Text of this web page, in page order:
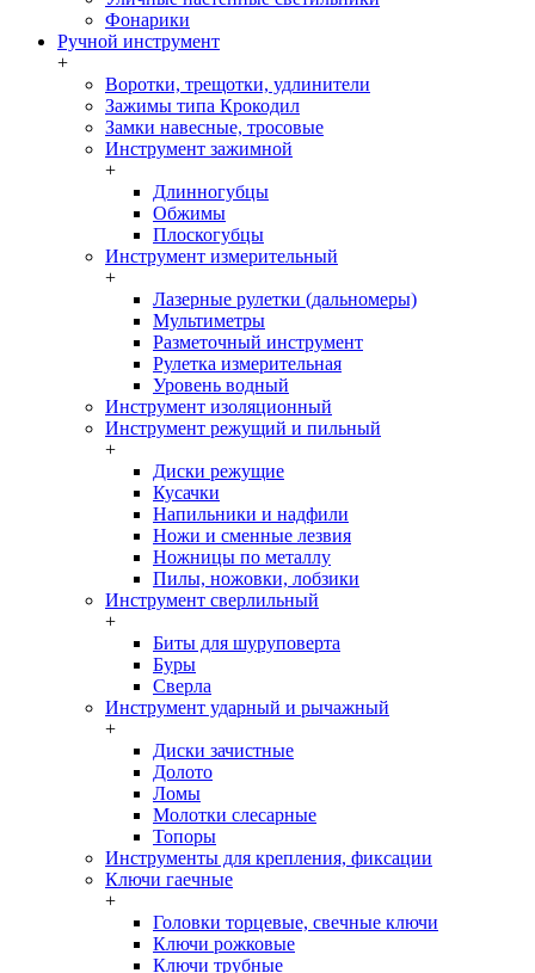
Фонарики
Ручной инструмент
+
Воротки, трещотки, удлинители
Зажимы типа Крокодил
Замки навесные, тросовые
Инструмент зажимной
+
Длинногубцы
Обжимы
Плоскогубцы
Инструмент измерительный
+
Лазерные рулетки (дальномеры)
Мультиметры
Разметочный инструмент
Рулетка измерительная
Уровень водный
Инструмент изоляционный
Инструмент режущий и пильный
+
Диски режущие
Кусачки
Напильники и надфили
Ножи и сменные лезвия
Ножницы по металлу
Пилы, ножовки, лобзики
Инструмент сверлильный
+
Биты для шуруповерта
Буры
Сверла
Инструмент ударный и рычажный
+
Диски зачистные
Долото
Ломы
Молотки слесарные
Топоры
Инструменты для крепления, фиксации
Ключи гаечные
+
Головки торцевые, свечные ключи
Ключи рожковые
Ключи трубные